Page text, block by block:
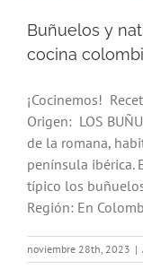
Buñuelos y
cocina
¡Cocinemos!
Origen: LOS
de la romana,
península ibérica.
típico los
Región: En
noviembre 28th, 2023 |